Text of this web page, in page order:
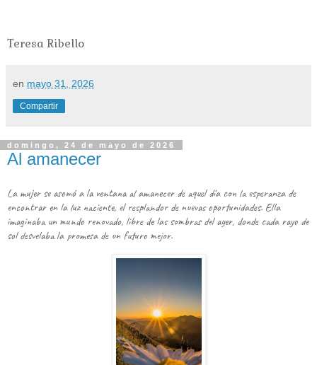
Teresa Ribello
en mayo 31, 2026
Compartir
domingo, 24 de mayo de 2026
Al amanecer
La mujer se asomó a la ventana al amanecer de aquel día con la esperanza de
encontrar en la luz naciente, el resplandor de nuevas oportunidades. Ella
imaginaba un mundo renovado, libre de las sombras del ayer, donde cada rayo de
sol desvelaba la promesa de un futuro mejor.